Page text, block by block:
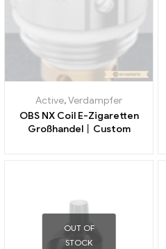
Active,Verdampfer
OBS NX Coil E-Zigaretten
Großhandel丨Custom
OUT OF
STOCK